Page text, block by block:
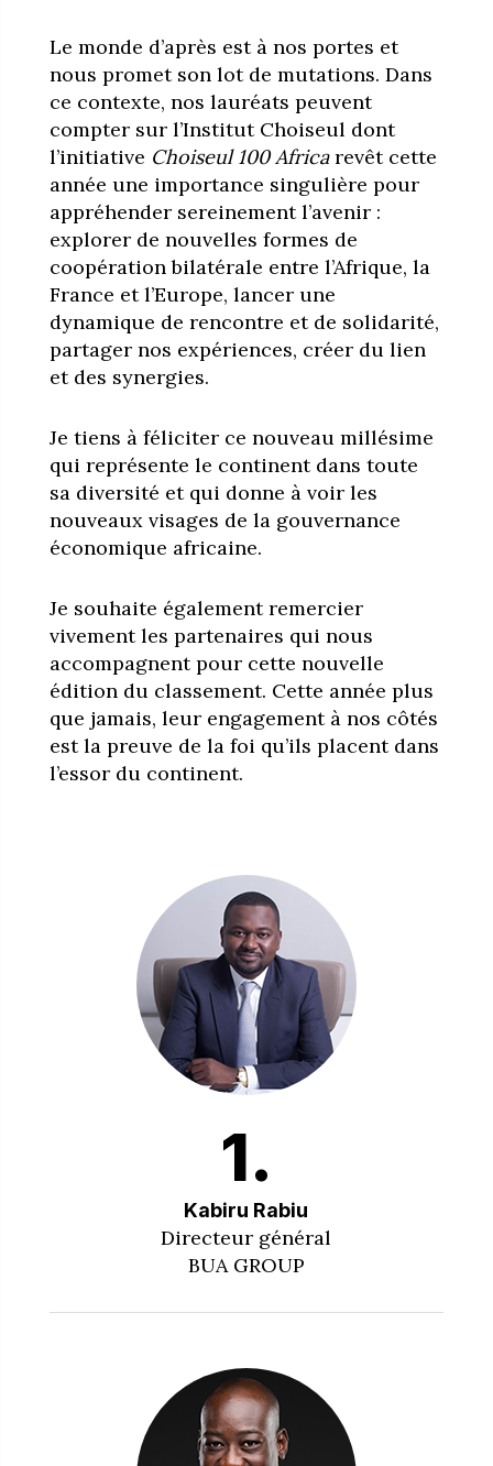
Le monde d’après est à nos portes et
nous promet son lot de mutations. Dans
ce contexte, nos lauréats peuvent
compter sur l’Institut Choiseul dont
l’initiative Choiseul 100 Africarevêt cette
année une importance singulière pour
appréhender sereinement l’avenir :
explorer de nouvelles formes de
coopération bilatérale entre l’Afrique, la
France et l’Europe, lancer une
dynamique de rencontre et de solidarité,
partager nos expériences, créer du lien
et des synergies.
Je tiens à féliciter ce nouveau millésime
qui représente le continent dans toute
sa diversité et qui donne à voir les
nouveaux visages de la gouvernance
économique africaine.
Je souhaite également remercier
vivement les partenaires qui nous
accompagnent pour cette nouvelle
édition du classement. Cette année plus
que jamais, leur engagement à nos côtés
est la preuve de la foi qu’ils placent dans
l’essor du continent.
1.
Kabiru Rabiu
Directeur général
BUA GROUP